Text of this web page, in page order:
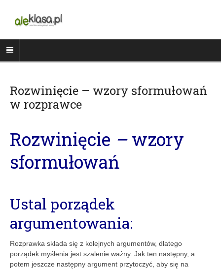
Rozwinięcie – wzory sformułowań
w rozprawce
Rozwinięcie –wzory
sformułowań
Ustal porządek
argumentowania:
Rozprawka składa się z kolejnych argumen­tów, dlatego
porządek myślenia jest szalenie ważny. Jak ten następny, a
potem jeszcze następny argument przytoczyć, aby się na